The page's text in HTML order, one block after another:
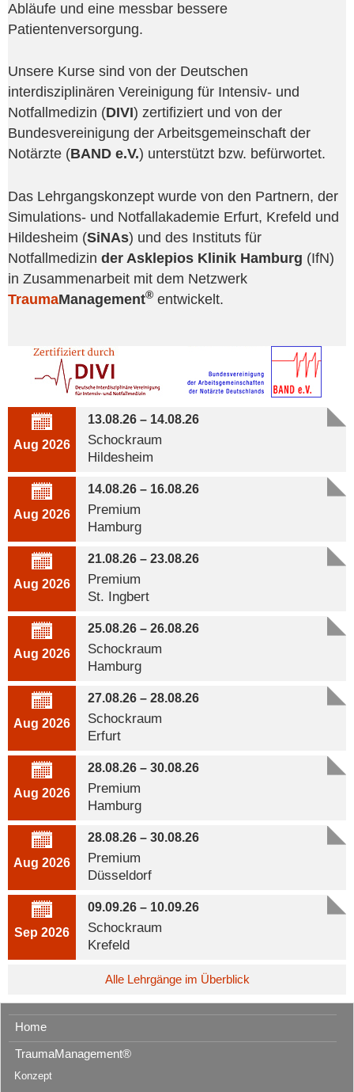
Abläufe und eine messbar bessere
Patientenversorgung.
Unsere Kurse sind von der Deutschen
interdisziplinären Vereinigung für Intensiv- und
Notfallmedizin (DIVI) zertifiziert und von der
Bundesvereinigung der Arbeitsgemeinschaft der
Notärzte (BAND e.V.) unterstützt bzw. befürwortet.
Das Lehrgangskonzept wurde von den Partnern, der
Simulations- und Notfallakademie Erfurt, Krefeld und
Hildesheim (SiNAs) und des Instituts für
Notfallmedizin der Asklepios Klinik Hamburg (IfN)
in Zusammenarbeit mit dem Netzwerk
TraumaManagement® entwickelt.
Aktuelle Lehrgänge
Aug 2026
13.08.26 – 14.08.26
Schockraum
Hildesheim
Aug 2026
14.08.26 – 16.08.26
Premium
Hamburg
Aug 2026
21.08.26 – 23.08.26
Premium
St. Ingbert
Aug 2026
25.08.26 – 26.08.26
Schockraum
Hamburg
Aug 2026
27.08.26 – 28.08.26
Schockraum
Erfurt
Aug 2026
28.08.26 – 30.08.26
Premium
Hamburg
Aug 2026
28.08.26 – 30.08.26
Premium
Düsseldorf
Sep 2026
09.09.26 – 10.09.26
Schockraum
Krefeld
Alle Lehrgänge im Überblick
Home
TraumaManagement®
Konzept